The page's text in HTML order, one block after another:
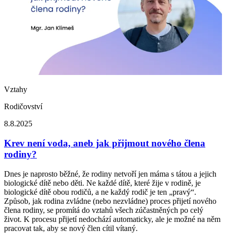
Vztahy
Rodičovství
8.8.2025
Krev není voda, aneb jak přijmout nového člena
rodiny?
Dnes je naprosto běžné, že rodiny netvoří jen máma s tátou a jejich
biologické dítě nebo děti. Ne každé dítě, které žije v rodině, je
biologické dítě obou rodičů, a ne každý rodič je ten „pravý“.
Způsob, jak rodina zvládne (nebo nezvládne) proces přijetí nového
člena rodiny, se promítá do vztahů všech zúčastněných po celý
život. K procesu přijetí nedochází automaticky, ale je možné na něm
pracovat tak, aby se nový člen cítil vítaný.